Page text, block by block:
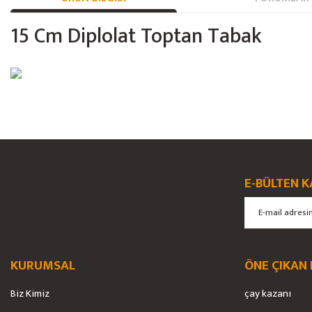
15 Cm Diplolat Toptan Tabak
Görüş ve önerileriniz için teşekkür ederiz.
E-BÜLTEN
KURUMSAL
Biz Kimiz
ÖNE ÇIKAN
çay kazanı